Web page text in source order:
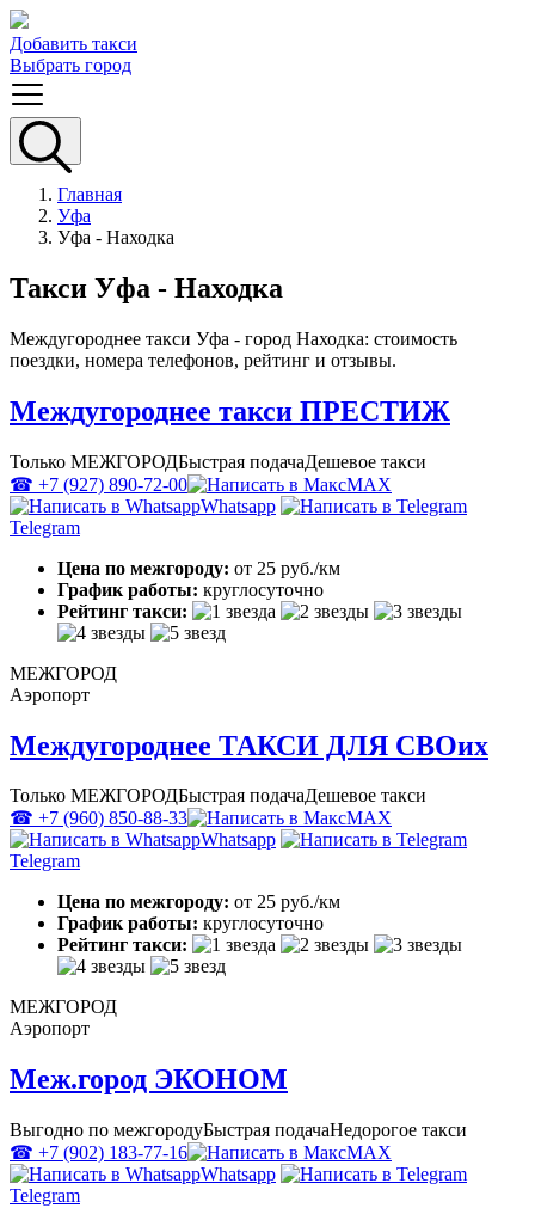
Добавить такси
Выбрать город
Главная
Уфа
Уфа - Находка
Такси Уфа - Находка
Междугороднее такси Уфа - город Находка: стоимость
поездки, номера телефонов, рейтинг и отзывы.
Междугороднее такси ПРЕСТИЖ
Только МЕЖГОРОДБыстрая подачаДешевое такси
☎ +7 (927) 890-72-00
MAX
Whatsapp
Telegram
Цена по межгороду: от 25 руб./км
График работы: круглосуточно
Рейтинг такси:
МЕЖГОРОД
Аэропорт
Междугороднее ТАКСИ ДЛЯ СВОих
Только МЕЖГОРОДБыстрая подачаДешевое такси
☎ +7 (960) 850-88-33
MAX
Whatsapp
Telegram
Цена по межгороду: от 25 руб./км
График работы: круглосуточно
Рейтинг такси:
МЕЖГОРОД
Аэропорт
Меж.город ЭКОНОМ
Выгодно по межгородуБыстрая подачаНедорогое такси
☎ +7 (902) 183-77-16
MAX
Whatsapp
Telegram